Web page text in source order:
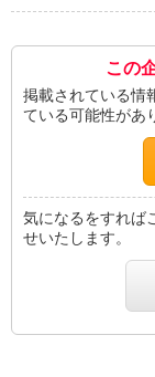
この
掲載されている情
ている可能性があ
気になるをすれば
せいたします。